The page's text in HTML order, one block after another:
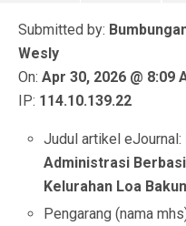
Submitted by:
Wesly
On: Apr 30, 2026 @ 8:09
IP: 114.10.139.22
Judul artikel eJournal:
Administrasi
Kelurahan Loa
Pengarang (nama